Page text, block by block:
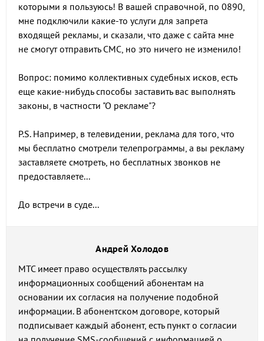
которыми я пользуюсь! В вашей справочной, по 0890,
мне подключили какие-то услуги для запрета
входящей рекламы, и сказали, что даже с сайта мне
не смогут отправить СМС, но это ничего не изменило!
Вопрос: помимо коллективных судебных исков, есть
еще какие-нибудь способы заставить вас выполнять
законы, в частности "О рекламе"?
P.S. Например, в телевидении, реклама для того, что
мы бесплатно смотрели телепрограммы, а вы рекламу
заставляете смотреть, но бесплатных звонков не
предоставляете...
До встречи в суде...
Андрей Холодов
МТС имеет право осуществлять рассылку
информационных сообщений абонентам на
основании их согласия на получение подобной
информации. В абонентском договоре, который
подписывает каждый абонент, есть пункт о согласии